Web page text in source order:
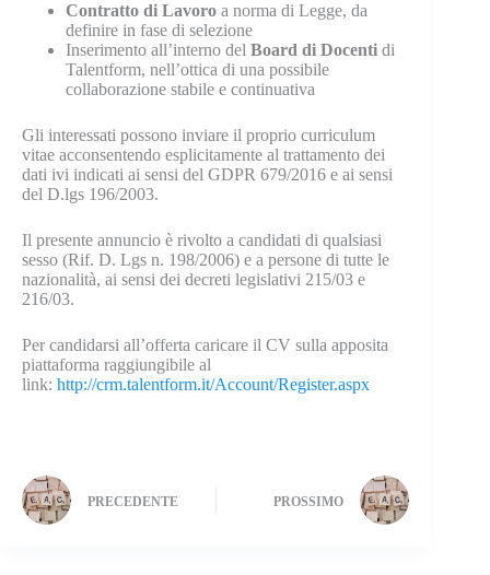
Contratto di Lavoro a norma di Legge, da
definire in fase di selezione
Inserimento all’interno del Board di Docenti di
Talentform, nell’ottica di una possibile
collaborazione stabile e continuativa
Gli interessati possono inviare il proprio curriculum
vitae acconsentendo esplicitamente al trattamento dei
dati ivi indicati ai sensi del GDPR 679/2016 e ai sensi
del D.lgs 196/2003.
Il presente annuncio è rivolto a candidati di qualsiasi
sesso (Rif. D. Lgs n. 198/2006) e a persone di tutte le
nazionalità, ai sensi dei decreti legislativi 215/03 e
216/03.
Per candidarsi all’offerta caricare il CV sulla apposita
piattaforma raggiungibile al
link: http://crm.talentform.it/Account/Register.aspx
PRECEDENTE PROSSIMO